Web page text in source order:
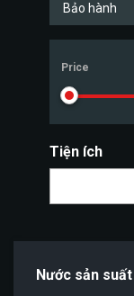
Bảo hành
Price
Tiện ích
Nước sản suất